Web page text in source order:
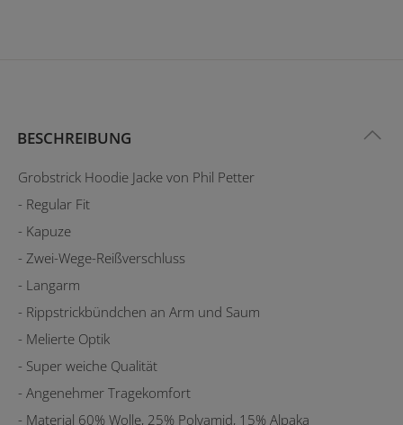
BESCHREIBUNG
Grobstrick Hoodie Jacke von Phil Petter
- Regular Fit
- Kapuze
- Zwei-Wege-Reißverschluss
- Langarm
- Rippstrickbündchen an Arm und Saum
- Melierte Optik
- Super weiche Qualität
- Angenehmer Tragekomfort
- Material 60% Wolle, 25% Polyamid, 15% Alpaka